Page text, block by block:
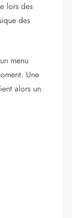
lors des
des
menu
Une
alors un